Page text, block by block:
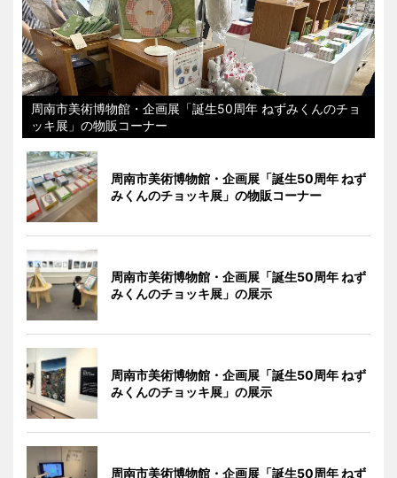
周南市美術博物館・企画展「誕生50周年 ねずみくんのチョ
ッキ展」の物販コーナー
周南市美術博物館・企画展「誕生50周年 ねず
みくんのチョッキ展」の物販コーナー
周南市美術博物館・企画展「誕生50周年 ねず
みくんのチョッキ展」の展示
周南市美術博物館・企画展「誕生50周年 ねず
みくんのチョッキ展」の展示
周南市美術博物館・企画展「誕生50周年 ねず